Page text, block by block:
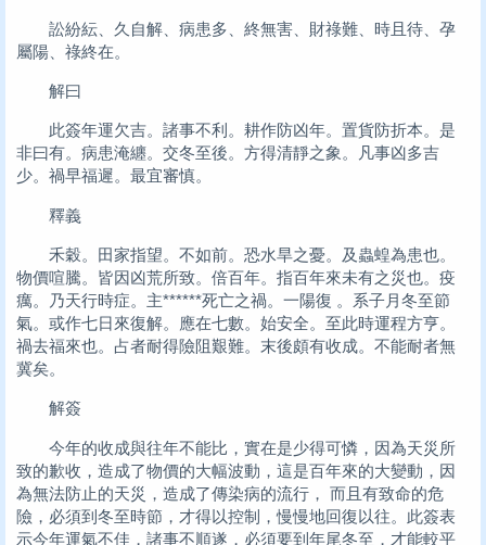
訟紛紜、久自解、病患多、終無害、財祿難、時且待、孕
屬陽、祿終在。
解曰
此簽年運欠吉。諸事不利。耕作防凶年。置貨防折本。是
非曰有。病患淹纏。交冬至後。方得清靜之象。凡事凶多吉
少。禍早福遲。最宜審慎。
釋義
禾穀。田家指望。不如前。恐水旱之憂。及蟲蝗為患也。
物價喧騰。皆因凶荒所致。倍百年。指百年來未有之災也。疫
癘。乃天行時症。主******死亡之禍。一陽復 。系子月冬至節
氣。或作七日來復解。應在七數。始安全。至此時運程方亨。
禍去福來也。占者耐得險阻艱難。末後頗有收成。不能耐者無
冀矣。
解簽
今年的收成與往年不能比，實在是少得可憐，因為天災所
致的歉收，造成了物價的大幅波動，這是百年來的大變動，因
為無法防止的天災，造成了傳染病的流行， 而且有致命的危
險，必須到冬至時節，才得以控制，慢慢地回復以往。此簽表
示今年運氣不佳，諸事不順遂，必須要到年尾冬至，才能較平